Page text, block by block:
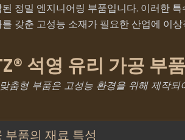
정밀 엔지니어링 부품입니다. 이러한
를 갖춘 고성능 소재가 필요한 산업에 이상
석영 유리 가공 부
춤형 부품은 고성능 환경을 위해 제작
부품의 재료 특성